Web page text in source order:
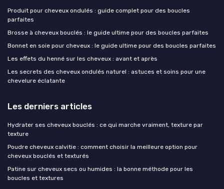
Produit pour cheveux ondulés : guide complet pour des boucles
parfaites
Brosse à cheveux bouclés : le guide ultime pour des boucles parfaites
Bonnet en soie pour cheveux : le guide ultime pour des boucles parfaites
Les effets du henné sur les cheveux : avant et après
Les secrets des cheveux ondulés naturel : astuces et soins pour une
chevelure éclatante
Les derniers articles
Hydrater ses cheveux bouclés : ce qui marche vraiment, texture par
texture
Poudre cheveux calvitie : comment choisir la meilleure option pour
cheveux bouclés et texturés
Patine sur cheveux secs ou humides : la bonne méthode pour les
boucles et textures